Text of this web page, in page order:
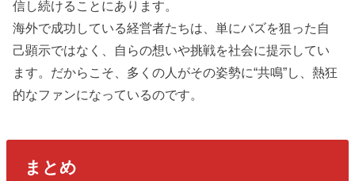
信し続けることにあります。
海外で成功している経営者たちは、単にバズを狙った自
己顕示ではなく、自らの想いや挑戦を社会に提示してい
ます。だからこそ、多くの人がその姿勢に“共鳴”し、熱狂
的なファンになっているのです。
まとめ